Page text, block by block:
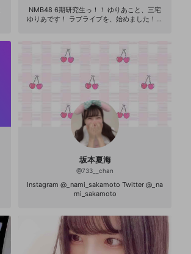
NMB48 6期研究生っ！！ ゆりあこと、三宅
ゆりあです！ ラブライブを、始めました！💕
坂本夏海
@733__chan
Instagram @_nami_sakamoto Twitter @_na
mi_sakamoto